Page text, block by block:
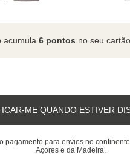
acumula6 pontos no seu
ME QUANDO ESTIVER
pagamento para envios no
Açores e da Madeira.